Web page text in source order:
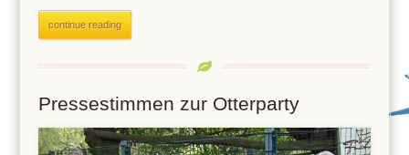
continue reading
Pressestimmen zur Otterparty